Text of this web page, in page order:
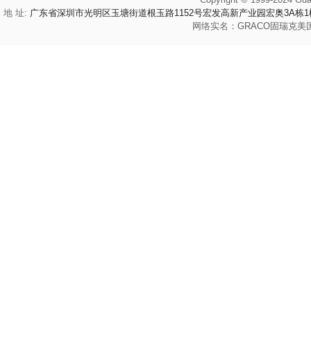
地 址: 广东省深圳市光明区玉塘街道根玉路1152号宏发高新产业园宏奥3A栋1
网络实名： GRACO固瑞克美